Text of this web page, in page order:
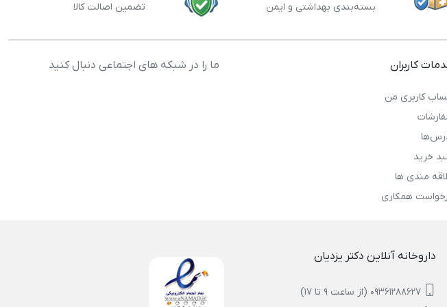
بسته‌بندی بهداشتی و ایمن تضمین اصالت کالا
کاربران
کاربری من
خرید
مندی ها
همکاری
ما را در شبکه های اجتماعی دنبال کنید
داروخانه آنلاین دکتر یزدیان
09361288627 (از ساعت 9 تا 17)